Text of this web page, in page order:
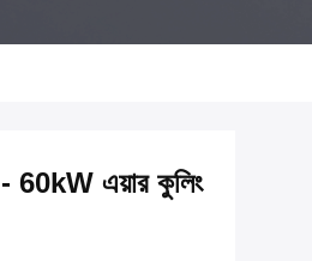
60kW এয়ার কুলিং